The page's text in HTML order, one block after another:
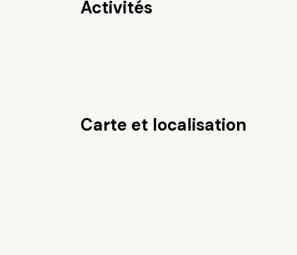
Activités
Carte et localisation